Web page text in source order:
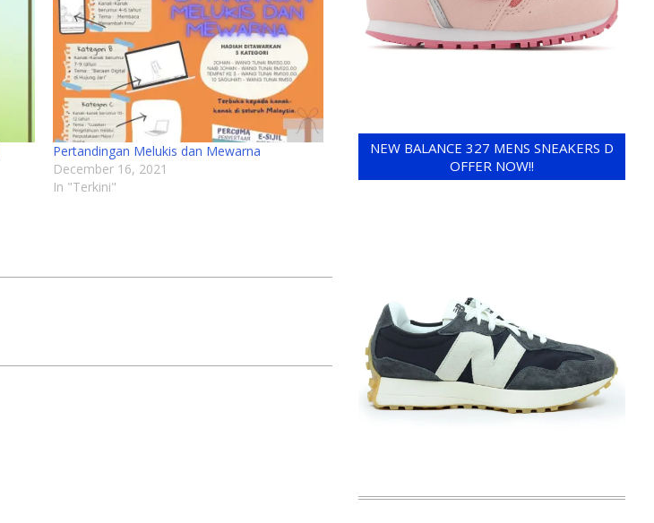
Pertandingan Melukis dan Mewarna
December 16, 2021
In "Terkini"
NEW BALANCE 327 MENS SNEAKERS D
OFFER NOW!!